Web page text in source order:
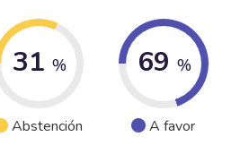
31 %
Abstención
69 %
A favor